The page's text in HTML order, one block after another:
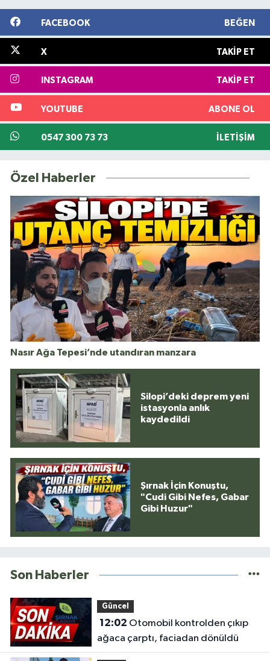
FACEBOOK BEĞEN
X TAKIP ET
INSTAGRAM TAKIP ET
YOUTUBE ABONE OL
0547 300 73 73 İLETIŞIM
Özel Haberler
Nasır Ağa Tepesi’nde utandıran manzara
Silopi’deki deprem yeni
istasyonla anlık
kaydedildi
Şırnak İçin Konuştu,
"Cudi Gibi Nefes, Gabar
Gibi Huzur"
Son Haberler
Güncel
12:02
ağaca çarptı, faciadan dönüldü